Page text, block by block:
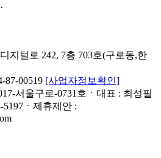
·
지털로 242, 7층 703호(구로동,한
87-00519 [사업자정보확인]
서울구로-0731호ㆍ대표 : 최성필
5197ㆍ제휴제안 :